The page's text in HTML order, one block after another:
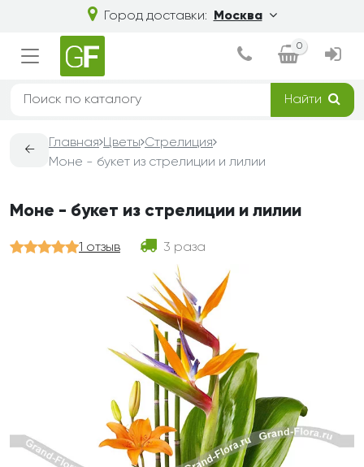
Город доставки: Москва
0
Найти
←
Главная Цветы Стрелиция
Моне - букет из стрелиции и лилии
Моне - букет из стрелиции и лилии
1 отзыв 3 раза